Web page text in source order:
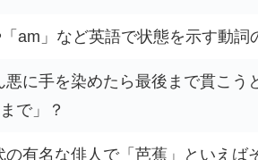
「am」など英語で状態を示す動
悪に手を染めたら最後まで貫こう
で」？
の有名な俳人で「芭蕉」といえば